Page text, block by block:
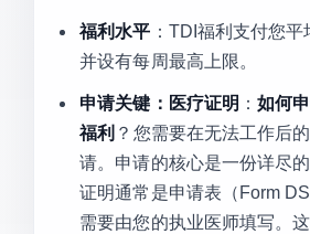
福利水平 ：TDI福利支付您平
并设有每周最高上限。
申请关键：医疗证明 ： 如何
福利 ？您需要在无法工作后的
请。申请的核心是一份详尽
证明通常是申请表（Form
需要由您的执业医师填写。